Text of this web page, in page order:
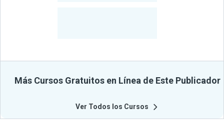
Más Cursos Gratuitos en Línea de Este Publicador
Ver Todos los Cursos